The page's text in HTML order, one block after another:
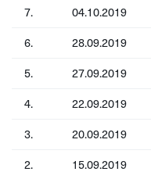
7.
04.10.2019
6.
28.09.2019
5.
27.09.2019
4.
22.09.2019
3.
20.09.2019
2.
15.09.2019